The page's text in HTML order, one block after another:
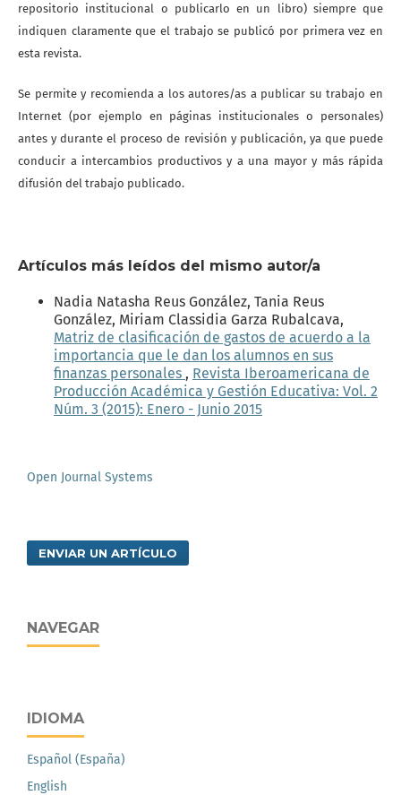
repositorio institucional o publicarlo en un libro) siempre que
indiquen claramente que el trabajo se publicó por primera vez en
esta revista.
Se permite y recomienda a los autores/as a publicar su trabajo en
Internet (por ejemplo en páginas institucionales o personales)
antes y durante el proceso de revisión y publicación, ya que puede
conducir a intercambios productivos y a una mayor y más rápida
difusión del trabajo publicado.
Artículos más leídos del mismo autor/a
Nadia Natasha Reus González, Tania Reus
González, Miriam Classidia Garza Rubalcava,
Matriz de clasificación de gastos de acuerdo a la
importancia que le dan los alumnos en sus
finanzas personales , Revista Iberoamericana de
Producción Académica y Gestión Educativa: Vol. 2
Núm. 3 (2015): Enero - Junio 2015
Open Journal Systems
ENVIAR UN ARTÍCULO
NAVEGAR
IDIOMA
Español (España)
English